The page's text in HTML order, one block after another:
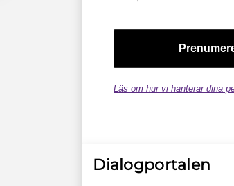
Läs om hur vi hanterar dina
Dialogportalen